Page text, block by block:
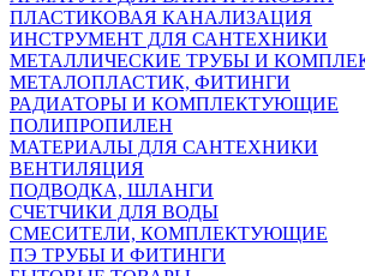
ПЛАСТИКОВАЯ КАНАЛИЗАЦИЯ
ИНСТРУМЕНТ ДЛЯ САНТЕХНИКИ
МЕТАЛЛИЧЕСКИЕ ТРУБЫ И
МЕТАЛОПЛАСТИК, ФИТИНГИ
РАДИАТОРЫ И КОМПЛЕКТУЮЩИЕ
ПОЛИПРОПИЛЕН
МАТЕРИАЛЫ ДЛЯ САНТЕХНИКИ
ВЕНТИЛЯЦИЯ
ПОДВОДКА, ШЛАНГИ
СЧЕТЧИКИ ДЛЯ ВОДЫ
СМЕСИТЕЛИ, КОМПЛЕКТУЮЩИЕ
ПЭ ТРУБЫ И ФИТИНГИ